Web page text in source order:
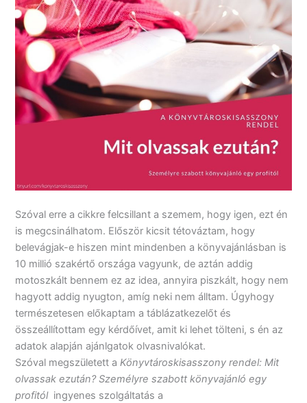
Szóval erre a cikkre felcsillant a szemem, hogy igen, ezt én
is megcsinálhatom. Először kicsit tétováztam, hogy
belevágjak-e hiszen mint mindenben a könyvajánlásban is
10 millió szakértő országa vagyunk, de aztán addig
motoszkált bennem ez az idea, annyira piszkált, hogy nem
hagyott addig nyugton, amíg neki nem álltam. Úgyhogy
természetesen előkaptam a táblázatkezelőt és
összeállítottam egy kérdőívet, amit ki lehet tölteni, s én az
adatok alapján ajánlgatok olvasnivalókat.
Szóval megszületett aKönyvtároskisasszony rendel: Mit
olvassak ezután? Személyre szabott könyvajánló egy
profitól ingyenes szolgáltatás a